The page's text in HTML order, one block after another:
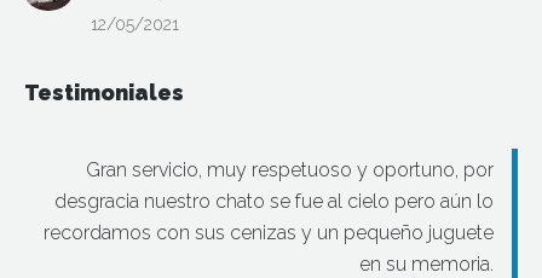
12/05/2021
Testimoniales
Gran servicio, muy respetuoso y oportuno, por
desgracia nuestro chato se fue al cielo pero aún lo
recordamos con sus cenizas y un pequeño juguete
en su memoria.